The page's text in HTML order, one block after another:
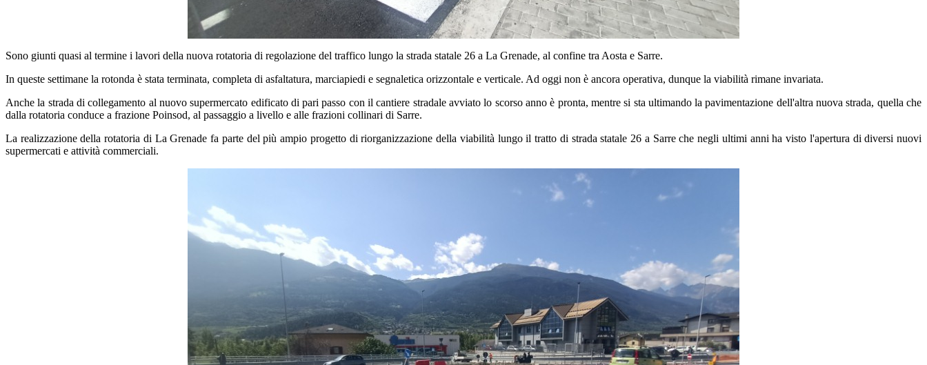
Sono giunti quasi al termine i lavori della nuova rotatoria di regolazione del traffico lungo la strada statale 26 a La Grenade, al confine tra Aosta e Sarre.
In queste settimane la rotonda è stata terminata, completa di asfaltatura, marciapiedi e segnaletica orizzontale e verticale. Ad oggi non è ancora operativa, dunque la viabilità rimane invariata.
Anche la strada di collegamento al nuovo supermercato edificato di pari passo con il cantiere stradale avviato lo scorso anno è pronta, mentre si sta ultimando la pavimentazione dell'altra nuova strada, quella che
dalla rotatoria conduce a frazione Poinsod, al passaggio a livello e alle frazioni collinari di Sarre.
La realizzazione della rotatoria di La Grenade fa parte del più ampio progetto di riorganizzazione della viabilità lungo il tratto di strada statale 26 a Sarre che negli ultimi anni ha visto l'apertura di diversi nuovi
supermercati e attività commerciali.